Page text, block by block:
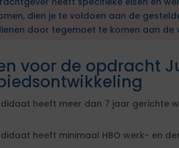
dien je te voldoen aan de
door tegemoet te komen aan de
voor de opdracht
heeft meer dan 7 jaar gerichte
heeft minimaal HBO werk- en